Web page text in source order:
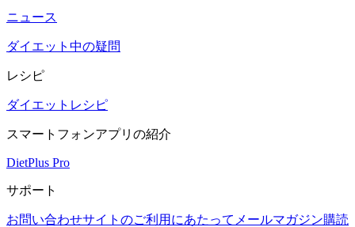
ニュース
ダイエット中の疑問
レシピ
ダイエットレシピ
スマートフォンアプリの紹介
DietPlus Pro
サポート
お問い合わせサイトのご利用にあたって メールマガジン購読